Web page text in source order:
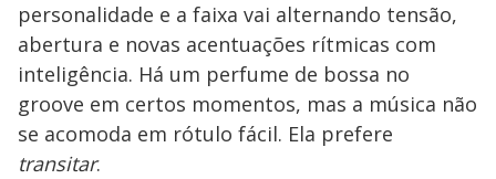
personalidade e a faixa vai alternando tensão,
abertura e novas acentuações rítmicas com
inteligência. Há um perfume de bossa no
groove em certos momentos, mas a música não
se acomoda em rótulo fácil. Ela prefere
transitar.